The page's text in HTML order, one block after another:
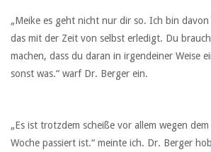
„Meike es geht nicht nur dir so. Ich bin
das mit der Zeit von selbst erledigt. Du
machen, dass du daran in irgendeiner Weise
sonst was.“ warf Dr. Berger ein.
„Es ist trotzdem scheiße vor allem wegen
Woche passiert ist.“ meinte ich. Dr. Berger